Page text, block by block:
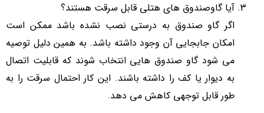
آیا گاوصندوق های هتلی قابل سرقت هستند؟
اگر گاو صندوق به درستی نصب نشده باشد ممکن است
امکان جابجایی آن وجود داشته باشد. به همین دلیل توصیه
می شود گاو صندوق هایی انتخاب شوند که قابلیت اتصال
به دیوار یا کف را داشته باشند. این کار احتمال سرقت را به
طور قابل توجهی کاهش می دهد.